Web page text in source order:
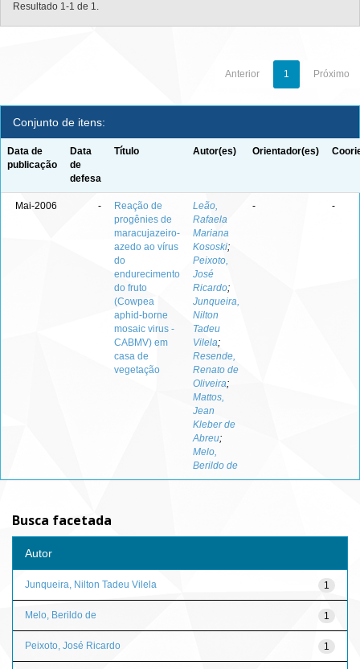
Resultado 1-1 de 1.
Anterior 1 Próximo
Conjunto de itens:
Data de
publicação
Data
de
defesa
Título Autor(es) Orientador(es)
Mai-2006 -
Reação de
progênies de
maracujazeiro-
azedo ao vírus
do
endurecimento
do fruto
(Cowpea
aphid-borne
mosaic virus -
CABMV) em
casa de
vegetação
Leão,
Rafaela
Mariana
Kososki;
Peixoto,
José
Ricardo;
Junqueira,
Nilton
Tadeu
Vilela;
Resende,
Renato de
Oliveira;
Mattos,
Jean
Kleber de
Abreu;
Melo,
Berildo de
- -
Busca facetada
Autor
1
Junqueira, Nilton Tadeu Vilela
1
Melo, Berildo de
1
Peixoto, José Ricardo